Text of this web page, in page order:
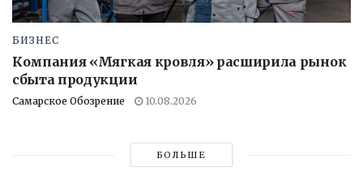
БИЗНЕС
Компания «Мягкая кровля» расширила рынок
сбыта продукции
Самарское Обозрение 10.08.2026
БОЛЬШЕ